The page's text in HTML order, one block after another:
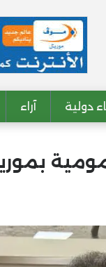
دولية آراء